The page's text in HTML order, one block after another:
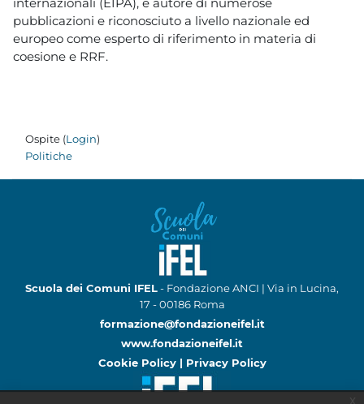
pubblicazioni e riconosciuto a livello nazionale ed
europeo come esperto di riferimento in materia di
coesione e RRF.
Ospite (Login)
Politiche
Scuola dei Comuni IFEL- Fondazione ANCI | Via in Lucina,
17 - 00186 Roma
formazione@fondazioneifel.it
www.fondazioneifel.it
Cookie Policy | Privacy Policy